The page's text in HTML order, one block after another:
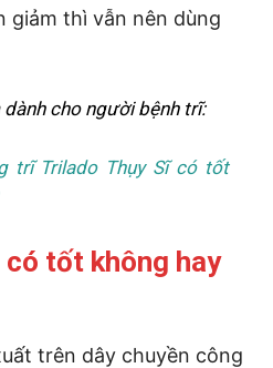
giảm thì vẫn nên dùng
cho người bệnh trĩ:
trĩ Trilado Thụy Sĩ có tốt
tốt không hay
trên dây chuyền công